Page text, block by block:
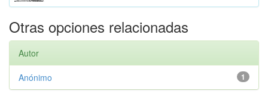
Otras opciones relacionadas
Autor
1
Anónimo